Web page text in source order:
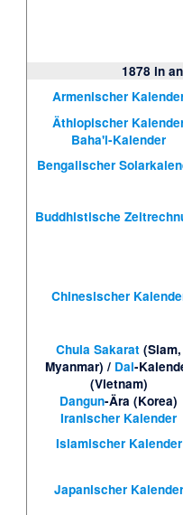
1878 in
Armenischer
Äthiopischer
Baha'i-Kalender
Bengalischer
Buddhistische
Chinesischer
Chula Sakarat (Siam,
Myanmar) / Dai-
(Vietnam)
Dangun-Ära (Korea)
Iranischer Kalender
Islamischer Kalender
Japanischer Kalender